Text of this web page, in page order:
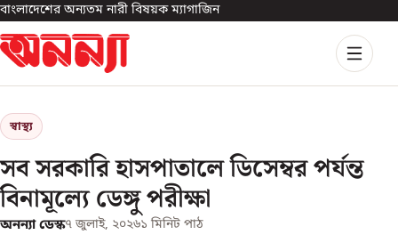
বাংলাদেশের অন্যতম নারী বিষয়ক ম্যাগাজিন
স্বাস্থ্য
সব সরকারি হাসপাতালে ডিসেম্বর পর্যন্ত
বিনামূল্যে ডেঙ্গু পরীক্ষা
অনন্যা ডেস্ক৭ জুলাই, ২০২৬১ মিনিট পাঠ